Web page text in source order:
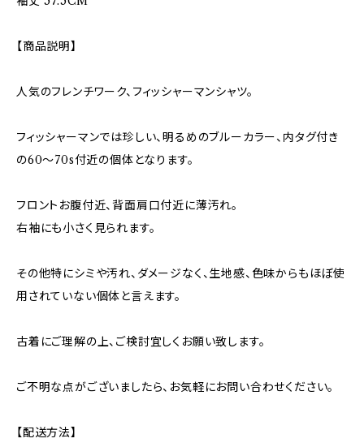
【商品説明】
人気のフレンチワーク、フィッシャーマンシャツ。
フィッシャーマンでは珍しい、明るめのブルーカラー、内タグ付き
の60〜70s付近の個体となります。
フロントお腹付近、背面肩口付近に薄汚れ。
右袖にも小さく見られます。
その他特にシミや汚れ、ダメージなく、生地感、色味からもほぼ使
用されていない個体と言えます。
古着にご理解の上、ご検討宜しくお願い致します。
ご不明な点がございましたら、お気軽にお問い合わせください。
【配送方法】